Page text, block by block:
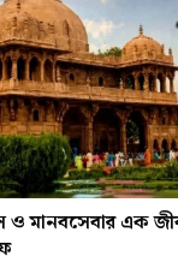
ও মানবসেবার এক